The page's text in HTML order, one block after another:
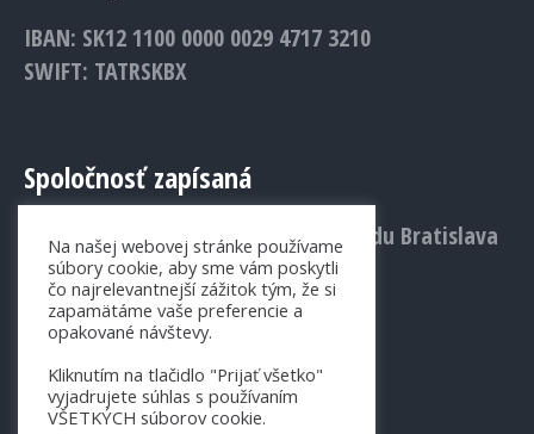
IBAN: SK12 1100 0000 0029 4717 3210
SWIFT: TATRSKBX
Spoločnosť zapísaná
v Obchodnom registri Mestského súdu Bratislava
III., Vložka č.: 1156/B
Na našej webovej stránke používame
súbory cookie, aby sme vám poskytli
čo najrelevantnejší zážitok tým, že si
zapamätáme vaše preferencie a
opakované návštevy.
Kliknutím na tlačidlo "Prijať všetko"
vyjadrujete súhlas s používaním
VŠETKÝCH súborov cookie.